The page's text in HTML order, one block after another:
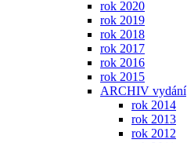
rok 2020
rok 2019
rok 2018
rok 2017
rok 2016
rok 2015
ARCHIV vydání
rok 2014
rok 2013
rok 2012